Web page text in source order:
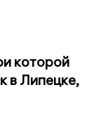
которой
в Липецке,